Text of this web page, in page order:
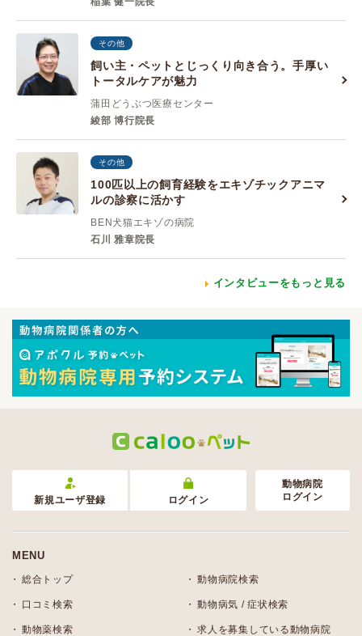
その他
飼い主・ペットとじっくり向き合う。手厚い
トータルケアが魅力
蒲田どうぶつ医療センター
綾部 博行院長
その他
100匹以上の飼育経験をエキゾチックアニマ
ルの診察に活かす
BEN犬猫エキゾの病院
石川 雅章院長
インタビューをもっと見る
新規ユーザ登録 ログイン
動物病院
ログイン
MENU
総合トップ 動物病院検索
口コミ検索 動物病気 / 症状検索
動物薬検索 求人を募集している動物病院